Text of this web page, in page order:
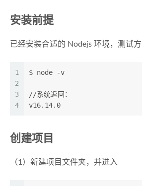
安装前提
已经安装合适的 Nodejs 环境，测试方
1
2
3
4
$ node -v
//系统返回：
v16.14.0
创建项目
（1）新建项目文件夹，并进入